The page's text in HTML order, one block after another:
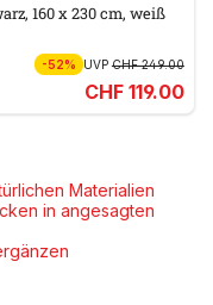
160 x 230 cm, weiß
-52% UVPCHF 249.00
CHF 119.00
Materialien
in angesagten